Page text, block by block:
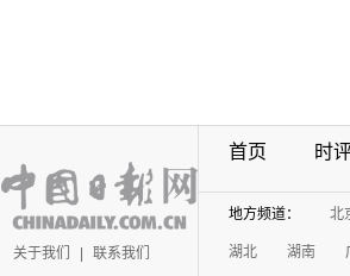
关于我们 | 联系我们
首页 时
地方频道： 北
湖北 湖南